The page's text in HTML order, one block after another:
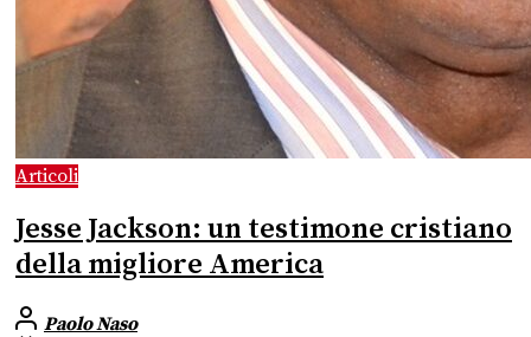
Articoli
Jesse Jackson: un testimone cristiano
della migliore America
Paolo Naso